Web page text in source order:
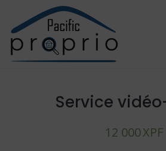
content
Service
12 000XPF